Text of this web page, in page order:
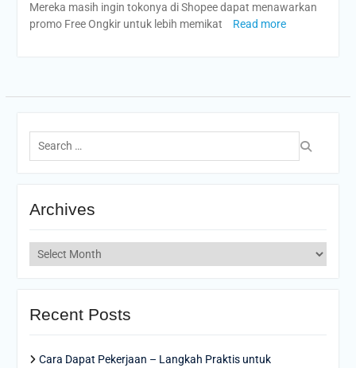
Mereka masih ingin tokonya di Shopee dapat menawarkan
promo Free Ongkir untuk lebih memikat
Read more
Search
for:
Archives
Archives
Recent Posts
Cara Dapat Pekerjaan – Langkah Praktis untuk